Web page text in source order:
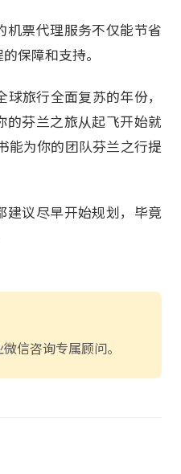
机票代理服务不仅能节省
保障和支持。
旅行全面复苏的年份，
的芬兰之旅从起飞开始就
能为你的团队芬兰之行提
建议尽早开始规划，毕竟
信咨询专属顾问。